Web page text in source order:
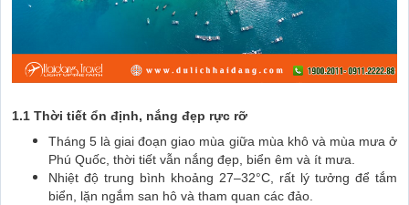
1.1 Thời tiết ổn định, nắng đẹp rực rỡ
Tháng 5 là giai đoạn giao mùa giữa mùa khô và mùa mưa ở
Phú Quốc, thời tiết vẫn nắng đẹp, biển êm và ít mưa.
Nhiệt độ trung bình khoảng 27–32°C, rất lý tưởng để tắm
biển, lặn ngắm san hô và tham quan các đảo.